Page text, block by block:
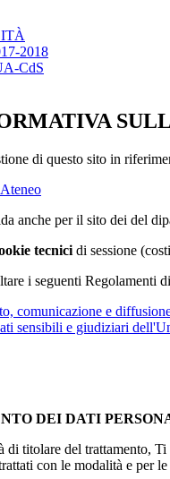
2018
CdS
di questo sito in
anche per il sito dei del
tecnici di sessione
i seguenti Regolamenti
comunicazione e
sensibili e giudiziari
DEI DATI
titolare del trattamento,
con le modalità e per